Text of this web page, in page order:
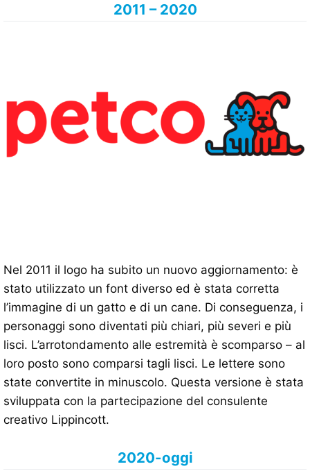
2011 – 2020
Nel 2011 il logo ha subito un nuovo aggiornamento: è
stato utilizzato un font diverso ed è stata corretta
l’immagine di un gatto e di un cane. Di conseguenza, i
personaggi sono diventati più chiari, più severi e più
lisci. L’arrotondamento alle estremità è scomparso – al
loro posto sono comparsi tagli lisci. Le lettere sono
state convertite in minuscolo. Questa versione è stata
sviluppata con la partecipazione del consulente
creativo Lippincott.
2020-oggi